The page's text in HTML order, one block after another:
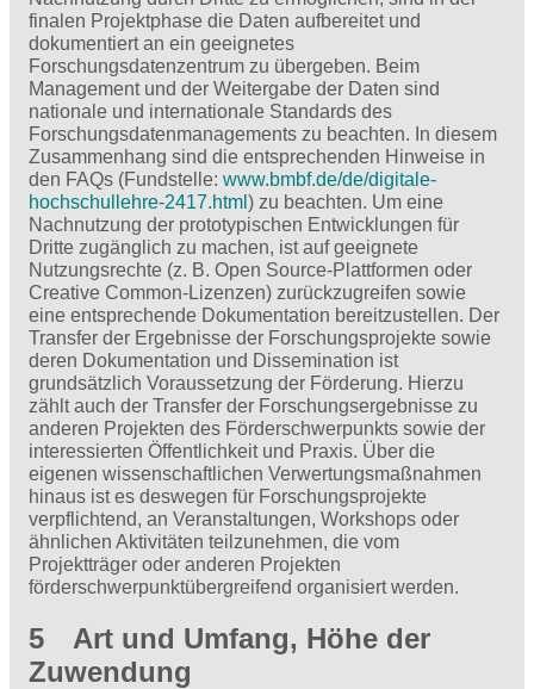
finalen Projektphase die Daten aufbereitet und
dokumentiert an ein geeignetes
Forschungsdatenzentrum zu übergeben. Beim
Management und der Weitergabe der Daten sind
nationale und internationale Standards des
Forschungsdatenmanagements zu beachten. In diesem
Zusammenhang sind die entsprechenden Hinweise in
den FAQs (Fundstelle: www.bmbf.de/de/digitale-
hochschullehre-2417.html ) zu beachten. Um eine
Nachnutzung der prototypischen Entwicklungen für
Dritte zugänglich zu machen, ist auf geeignete
Nutzungsrechte (z. B. Open Source-Plattformen oder
Creative Common-Lizenzen) zurückzugreifen sowie
eine entsprechende Dokumentation bereitzustellen. Der
Transfer der Ergebnisse der Forschungsprojekte sowie
deren Dokumentation und Dissemination ist
grundsätzlich Voraussetzung der Förderung. Hierzu
zählt auch der Transfer der Forschungsergebnisse zu
anderen Projekten des Förderschwerpunkts sowie der
interessierten Öffentlichkeit und Praxis. Über die
eigenen wissenschaftlichen Verwertungsmaßnahmen
hinaus ist es deswegen für Forschungsprojekte
verpflichtend, an Veranstaltungen, Workshops oder
ähnlichen Aktivitäten teilzunehmen, die vom
Projektträger oder anderen Projekten
förderschwerpunktübergreifend organisiert werden.
5 Art und Umfang, Höhe der
Zuwendung